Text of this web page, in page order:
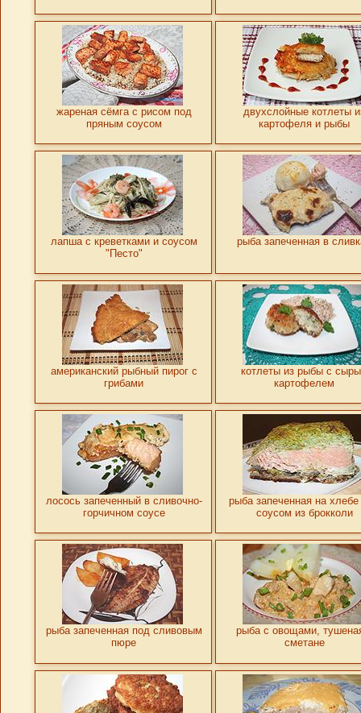
жареная сёмга с рисом под
пряным соусом
двухслойные котлеты
картофеля и рыбы
лапша с креветками и соусом
"Песто"
рыба запеченная в
американский рыбный пирог с
грибами
котлеты из рыбы с
картофелем
лосось запеченный в сливочно-
горчичном соусе
рыба запеченная на
соусом из брокколи
рыба запеченная под сливовым
пюре
рыба с овощами,
сметане